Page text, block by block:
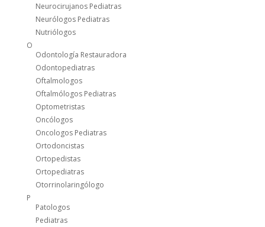
Neurocirujanos Pediatras
Neurólogos Pediatras
Nutriólogos
O
Odontología Restauradora
Odontopediatras
Oftalmologos
Oftalmólogos Pediatras
Optometristas
Oncólogos
Oncologos Pediatras
Ortodoncistas
Ortopedistas
Ortopediatras
Otorrinolaringólogo
P
Patologos
Pediatras